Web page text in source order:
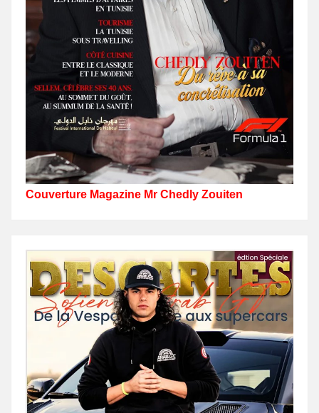
Couverture Magazine Mr Chedly Zouiten